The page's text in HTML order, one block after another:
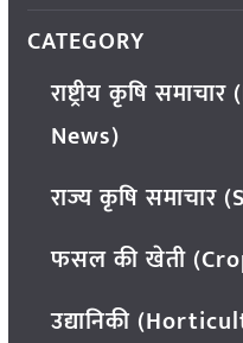
CATEGORY
राष्ट्रीय कृषि
News)
राज्य कृषि समाचार
फसल की खेती
उद्यानिकी